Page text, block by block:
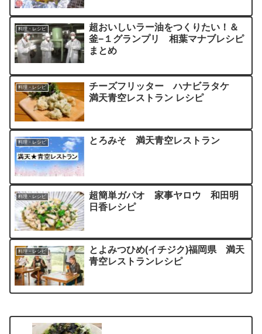
料理・レシピ
超おいしいラー油をつくりたい！＆
釜−１グランプリ 相葉マナブレシピ
まとめ
料理・レシピ
チーズフリッター ハナビラタケ
満天青空レストラン レシピ
料理・レシピ とろみそ 満天青空レストラン
料理・レシピ
超簡単ガパオ 家事ヤロウ 和田明
日香レシピ
料理・レシピ
とよみつひめ(イチジク)福岡県 満天
青空レストランレシピ